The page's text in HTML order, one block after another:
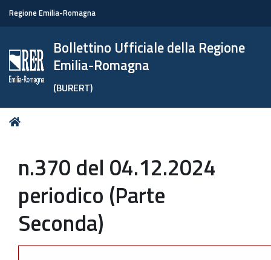
Regione Emilia-Romagna
Bollettino Ufficiale della Regione
Emilia-Romagna
(BURERT)
Tu
n.370 del 04.12.2024
periodico (Parte
Seconda)